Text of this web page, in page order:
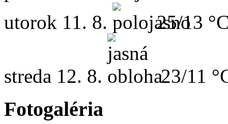
utorok 11. 8. 25/13
streda 12. 8. 23/11
Fotogaléria